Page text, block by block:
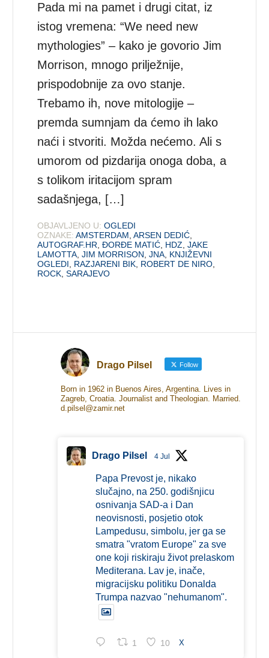
Pada mi na pamet i drugi citat, iz
istog vremena: “We need new
mythologies” – kako je govorio Jim
Morrison, mnogo prilježnije,
prispodobnije za ovo stanje.
Trebamo ih, nove mitologije –
premda sumnjam da ćemo ih lako
naći i stvoriti. Možda nećemo. Ali s
umorom od pizdarija onoga doba, a
s tolikom iritacijom spram
sadašnjega, […]
OBJAVLJENO U: OGLEDI
OZNAKE: AMSTERDAM ,ARSEN DEDIĆ
AUTOGRAF.HR ,ĐORĐE MATIĆ HDZ ,JAKE
LAMOTTA ,JIM MORRISON ,JNA KNJIŽEVNI
OGLEDI
RAZJARENI BIK ROBERT DE NIRO
ROCK ,SARAJEVO
Drago Pilsel Follow
Born in 1962 in Buenos Aires, Argentina. Lives in
Zagreb, Croatia. Journalist and Theologian. Married.
d.pilsel@zamir.net
Drago Pilsel 4 Jul
Papa Prevost je, nikako
slučajno, na 250. godišnjicu
osnivanja SAD-a i Dan
neovisnosti, posjetio otok
Lampedusu, simbolu, jer ga se
smatra "vratom Europe" za sve
one koji riskiraju život prelaskom
Mediterana. Lav je, inače,
migracijsku politiku Donalda
Trumpa nazvao "nehumanom".
1 10 X